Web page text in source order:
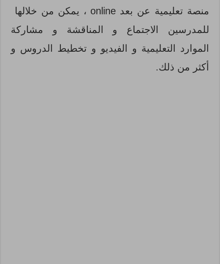
منصة تعليمية عن بعد online ، يمكن من خلالها
للمدرسين الاجتماع و المناقشة و مشاركة
الموارد التعليمية و الفيديو و تخطيط الدروس و
أكثر من ذلك.